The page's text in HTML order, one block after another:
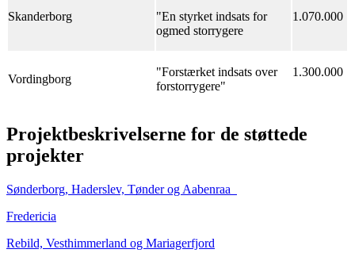
Skanderborg
"En styrket indsats for
ogmed storrygere
1.070.000
Vordingborg
"Forstærket indsats over
forstorrygere"
1.300.000
Projektbeskrivelserne for de støttede
projekter
Sønderborg, Haderslev, Tønder og Aabenraa
Fredericia
Rebild, Vesthimmerland og Mariagerfjord